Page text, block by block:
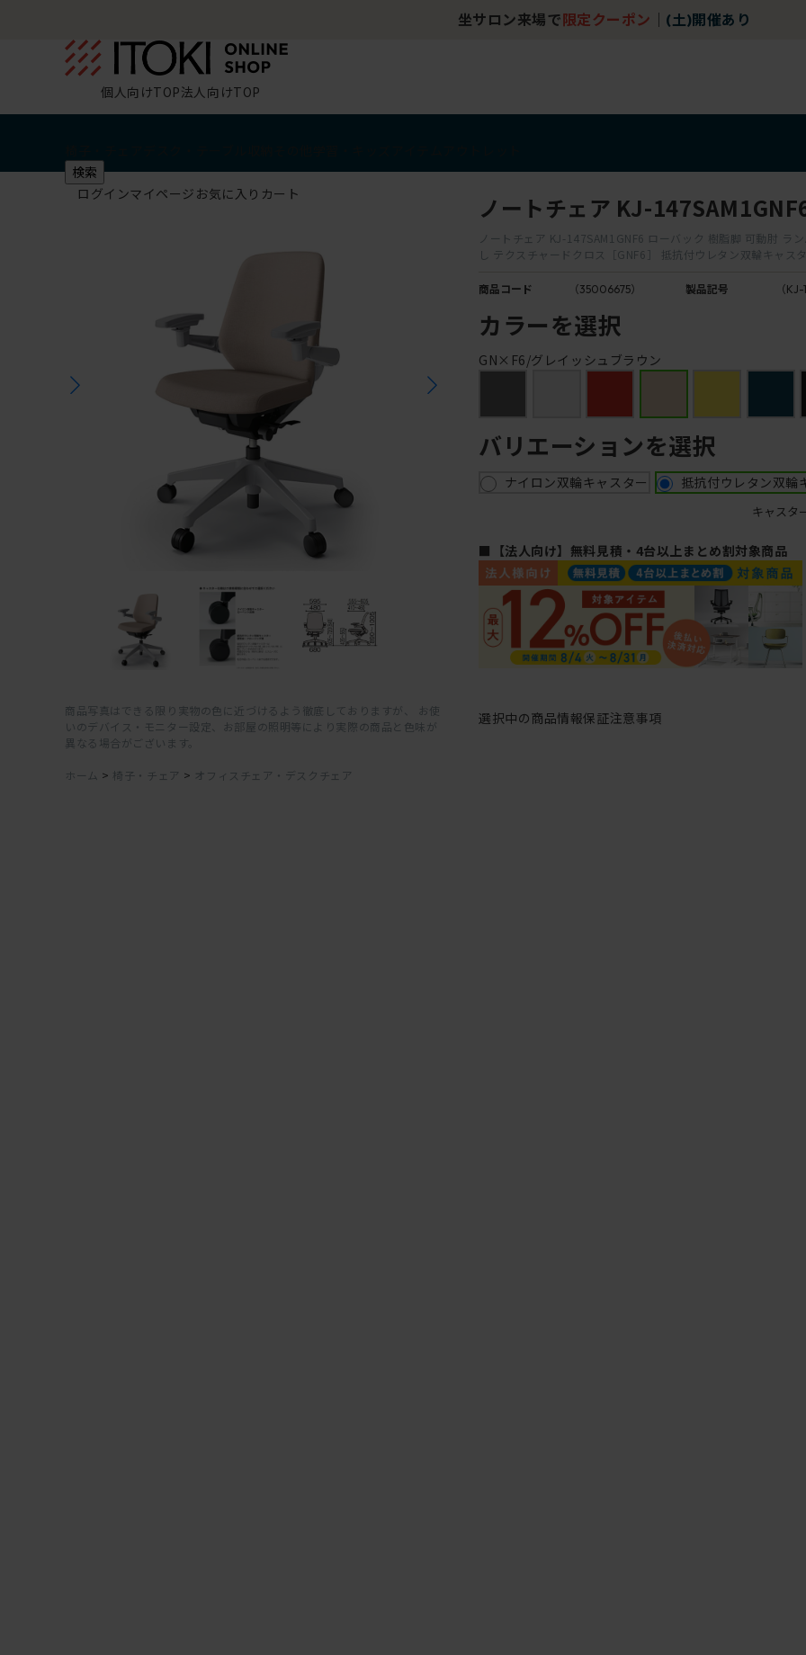
坐サロン来場で 限定クーポン (土)開催あり
個人向けTOP法人向けTOP
検索
ログインマイページ お気に入り カート
商品写真はできる限り実物の色に近づけるよう徹底しておりますが、 お使
いのデバイス・モニター設定、お部屋の照明等により実際の商品と色味が
異なる場合がございます。
ホーム > 椅子・チェア > オフィスチェア・デスクチェア
ノートチェア KJ-
ノートチェア KJ-147SAM1GNF6 ローバック 樹脂脚 可動肘 ラ
し テクスチャードクロス［GNF6］ 抵抗付ウレタン双輪キャス
商品コード （35006675） 製品記号 （
カラーを選択
GN×F6/グレイッシュブラウン
バリエーションを選択
ナイロン双輪キャスター 抵抗付ウレタン双輪
キャスタ
■【法人向け】無料見積・4台以上まとめ割対象商品
選択中の商品情報保証注意事項